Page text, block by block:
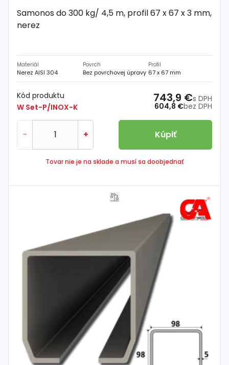
Samonos do 300 kg/ 4,5 m, profil 67 x 67 x 3 mm,
nerez
Materiál
Nerez AISI 304
Povrch
Bez povrchovej úpravy
Profil
67 x 67 mm
Kód produktu
W Set-P/INOX-K
604,8 €bez DPH
743,9 €s DPH
- + Kúpiť
Tovar nie je na sklade a musí sa doobjednať